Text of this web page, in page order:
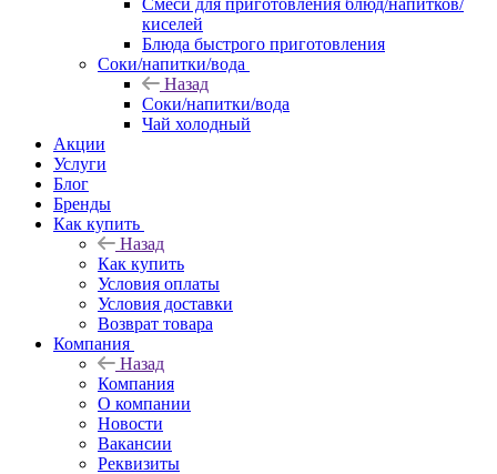
Смеси для приготовления блюд/напитков/
киселей
Блюда быстрого приготовления
Соки/напитки/вода
Назад
Соки/напитки/вода
Чай холодный
Акции
Услуги
Блог
Бренды
Как купить
Назад
Как купить
Условия оплаты
Условия доставки
Возврат товара
Компания
Назад
Компания
О компании
Новости
Вакансии
Реквизиты